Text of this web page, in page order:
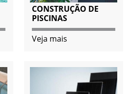
CONSTRUÇÃO DE
PISCINAS
Veja mais